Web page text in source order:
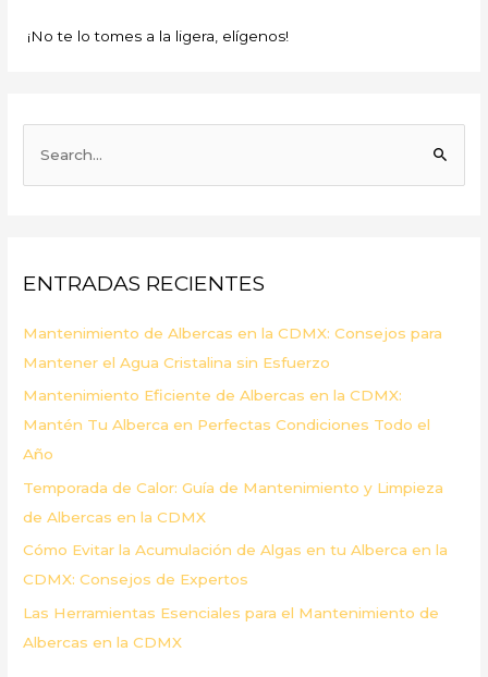
¡No te lo tomes a la ligera, elígenos!
r
o
r
:
ENTRADAS RECIENTES
Mantenimiento de Albercas en la CDMX: Consejos para
Mantener el Agua Cristalina sin Esfuerzo
Mantenimiento Eficiente de Albercas en la CDMX:
Mantén Tu Alberca en Perfectas Condiciones Todo el
Año
Temporada de Calor: Guía de Mantenimiento y Limpieza
de Albercas en la CDMX
Cómo Evitar la Acumulación de Algas en tu Alberca en la
CDMX: Consejos de Expertos
Las Herramientas Esenciales para el Mantenimiento de
Albercas en la CDMX